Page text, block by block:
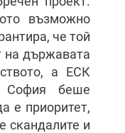
възможно
че той
на държавата
а ЕСК
беше
е приоритет,
скандалите и